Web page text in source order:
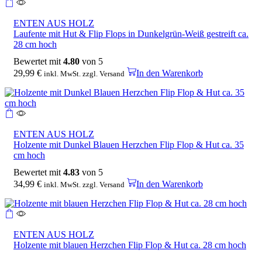
ENTEN AUS HOLZ
Laufente mit Hut & Flip Flops in Dunkelgrün-Weiß gestreift ca.
28 cm hoch
Bewertet mit 4.80 von 5
29,99 € inkl. MwSt. zzgl. Versand In den Warenkorb
ENTEN AUS HOLZ
Holzente mit Dunkel Blauen Herzchen Flip Flop & Hut ca. 35
cm hoch
Bewertet mit 4.83 von 5
34,99 € inkl. MwSt. zzgl. Versand In den Warenkorb
ENTEN AUS HOLZ
Holzente mit blauen Herzchen Flip Flop & Hut ca. 28 cm hoch